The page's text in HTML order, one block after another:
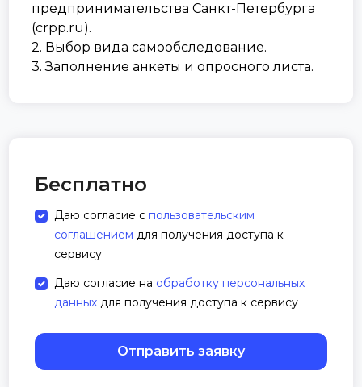
предпринимательства Санкт-Петербурга
(crpp.ru).
2. Выбор вида самообследование.
3. Заполнение анкеты и опросного листа.
Бесплатно
Даю согласие с пользовательским
соглашением для получения доступа к
сервису
Даю согласие на обработку персональных
данных для получения доступа к сервису
Отправить заявку